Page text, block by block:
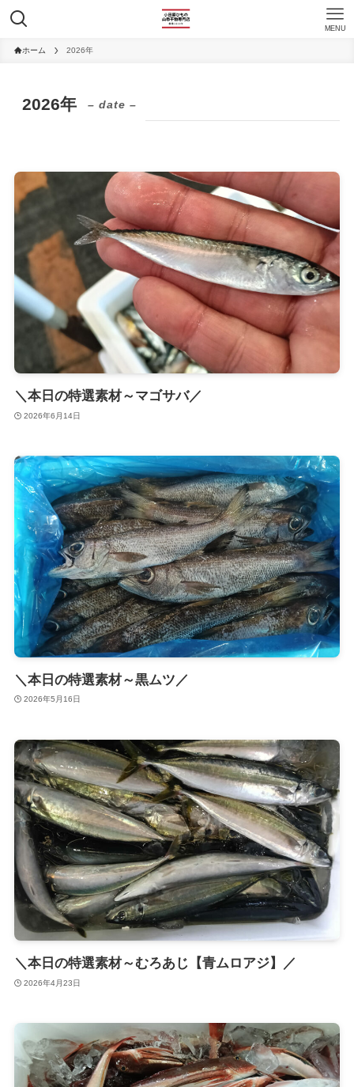
MENU
ホーム 2026年
2026年 – date –
＼本日の特選素材～マゴサバ／
2026年6月14日
＼本日の特選素材～黒ムツ／
2026年5月16日
＼本日の特選素材～むろあじ【青ムロアジ】／
2026年4月23日